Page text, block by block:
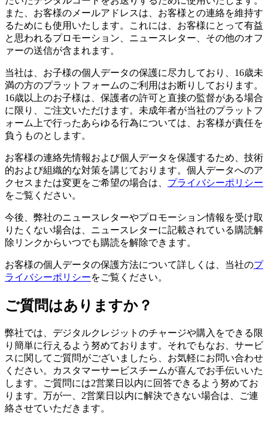
また、お客様のメールアドレスは、お客様との連絡を維持す
るためにも使用いたします。これには、お客様にとって有益
と思われるプロモーション、ニュースレター、その他のオフ
ァーの送信が含まれます。
当社は、お子様の個人データの保護に尽力しており、16歳未
満の方のプラットフォームのご利用はお断りしております。
16歳以上のお子様は、保護者の許可と直接の監督がある場合
に限り、ご注文いただけます。未成年者が当社のプラットフ
ォーム上で行ったあらゆる行為については、お客様が責任を
負うものとします。
お客様の連絡先情報および個人データを保護するため、技術
的および組織的な対策を講じております。個人データへのア
クセスまたは変更をご希望の場合は、 プライバシーポリシー
をご覧ください。
今後、弊社のニュースレターやプロモーション情報を受け取
りたくない場合は、ニュースレターに記載されている購読解
除リンクからいつでも購読を解除できます。
お客様の個人データの保護方法について詳しくは、当社のプ
ライバシーポリシーをご覧ください。
ご質問はありますか？
弊社では、デジタルクレジットのチャージや購入をできる限
り簡単に行えるよう努めております。それでもなお、サービ
スに関してご質問がございましたら、お気軽にお問い合わせ
ください。カスタマーサービスチームが喜んでお手伝いいた
します。ご質問には2営業日以内に回答できるよう努めてお
ります。万が一、2営業日以内に解決できない場合は、ご連
絡させていただきます。